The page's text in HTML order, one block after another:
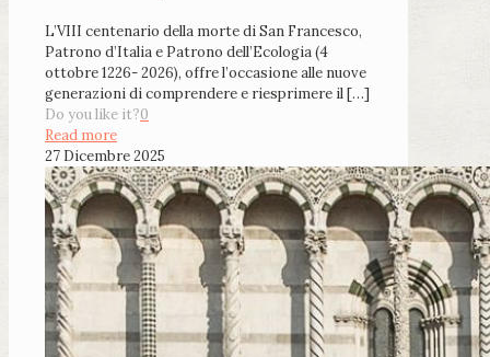
L’VIII centenario della morte di San Francesco,
Patrono d’Italia e Patrono dell’Ecologia (4
ottobre 1226- 2026), offre l’occasione alle nuove
generazioni di comprendere e riesprimere il[…]
Do you like it?0
Read more
27 Dicembre 2025